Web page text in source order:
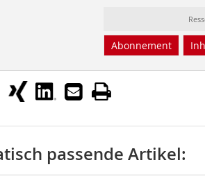
Abonnement
passende Artikel: